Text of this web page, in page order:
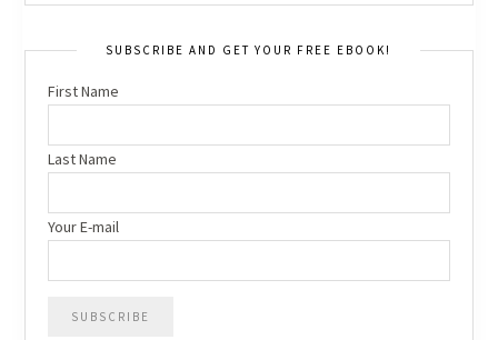
SUBSCRIBE AND GET YOUR FREE EBOOK!
First Name
Last Name
Your E-mail